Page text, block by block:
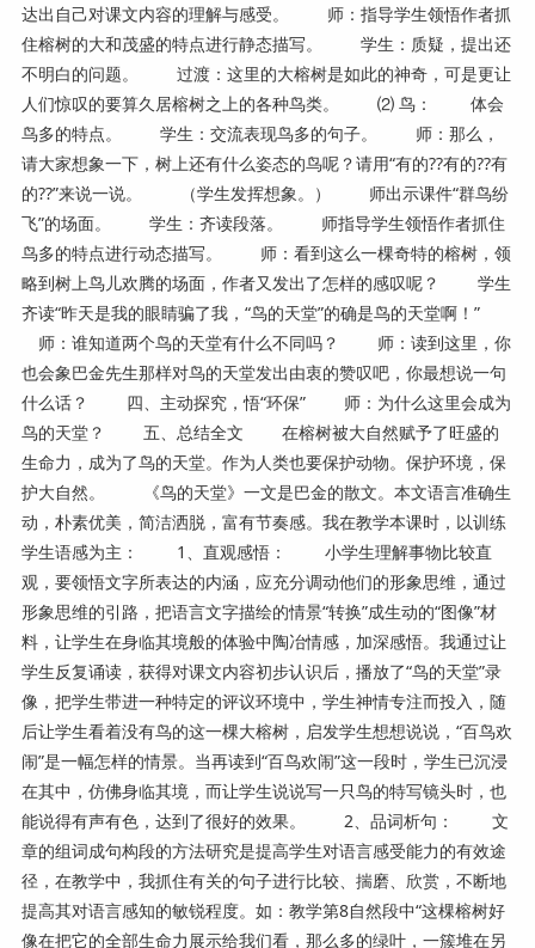
达出自己对课文内容的理解与感受。 师：指导学生领悟作者抓
住榕树的大和茂盛的特点进行静态描写。 学生：质疑，提出还
不明白的问题。 过渡：这里的大榕树是如此的神奇，可是更让
人们惊叹的要算久居榕树之上的各种鸟类。 ⑵ 鸟： 体会
鸟多的特点。 学生：交流表现鸟多的句子。 师：那么，
请大家想象一下，树上还有什么姿态的鸟呢？请用“有的??有的??有
的??”来说一说。 （学生发挥想象。） 师出示课件“群鸟纷
飞”的场面。 学生：齐读段落。 师指导学生领悟作者抓住
鸟多的特点进行动态描写。 师：看到这么一棵奇特的榕树，领
略到树上鸟儿欢腾的场面，作者又发出了怎样的感叹呢？ 学生
齐读“昨天是我的眼睛骗了我，“鸟的天堂”的确是鸟的天堂啊！”
师：谁知道两个鸟的天堂有什么不同吗？ 师：读到这里，你
也会象巴金先生那样对鸟的天堂发出由衷的赞叹吧，你最想说一句
什么话？ 四、主动探究，悟“环保” 师：为什么这里会成为
鸟的天堂？ 五、总结全文 在榕树被大自然赋予了旺盛的
生命力，成为了鸟的天堂。作为人类也要保护动物。保护环境，保
护大自然。 《鸟的天堂》一文是巴金的散文。本文语言准确生
动，朴素优美，简洁洒脱，富有节奏感。我在教学本课时，以训练
学生语感为主： 1、直观感悟： 小学生理解事物比较直
观，要领悟文字所表达的内涵，应充分调动他们的形象思维，通过
形象思维的引路，把语言文字描绘的情景“转换”成生动的“图像”材
料，让学生在身临其境般的体验中陶冶情感，加深感悟。我通过让
学生反复诵读，获得对课文内容初步认识后，播放了“鸟的天堂”录
像，把学生带进一种特定的评议环境中，学生神情专注而投入，随
后让学生看着没有鸟的这一棵大榕树，启发学生想想说说，“百鸟欢
闹”是一幅怎样的情景。当再读到“百鸟欢闹”这一段时，学生已沉浸
在其中，仿佛身临其境，而让学生说说写一只鸟的特写镜头时，也
能说得有声有色，达到了很好的效果。 2、品词析句： 文
章的组词成句构段的方法研究是提高学生对语言感受能力的有效途
径，在教学中，我抓住有关的句子进行比较、揣磨、欣赏，不断地
提高其对语言感知的敏锐程度。如：教学第8自然段中“这棵榕树好
像在把它的全部生命力展示给我们看，那么多的绿叶，一簇堆在另